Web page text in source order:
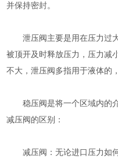
并保持密封。
泄压阀主要是用在压力过大
被顶开及时释放压力，压力减
不大，泄压阀多指用于液体的
稳压阀是将一个区域内的介
减压阀的区别：
减压阀：无论进口压力如何